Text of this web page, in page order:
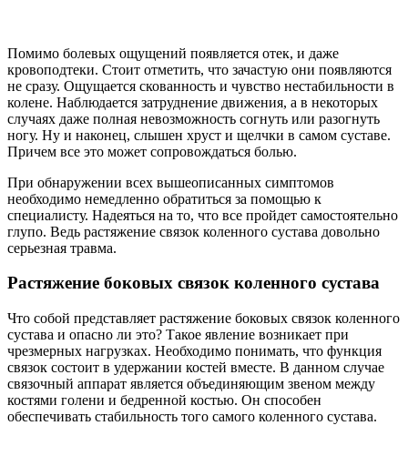
Помимо болевых ощущений появляется отек, и даже
кровоподтеки. Стоит отметить, что зачастую они появляются
не сразу. Ощущается скованность и чувство нестабильности в
колене. Наблюдается затруднение движения, а в некоторых
случаях даже полная невозможность согнуть или разогнуть
ногу. Ну и наконец, слышен хруст и щелчки в самом суставе.
Причем все это может сопровождаться болью.
При обнаружении всех вышеописанных симптомов
необходимо немедленно обратиться за помощью к
специалисту. Надеяться на то, что все пройдет самостоятельно
глупо. Ведь растяжение связок коленного сустава довольно
серьезная травма.
Растяжение боковых связок коленного сустава
Что собой представляет растяжение боковых связок коленного
сустава и опасно ли это? Такое явление возникает при
чрезмерных нагрузках. Необходимо понимать, что функция
связок состоит в удержании костей вместе. В данном случае
связочный аппарат является объединяющим звеном между
костями голени и бедренной костью. Он способен
обеспечивать стабильность того самого коленного сустава.